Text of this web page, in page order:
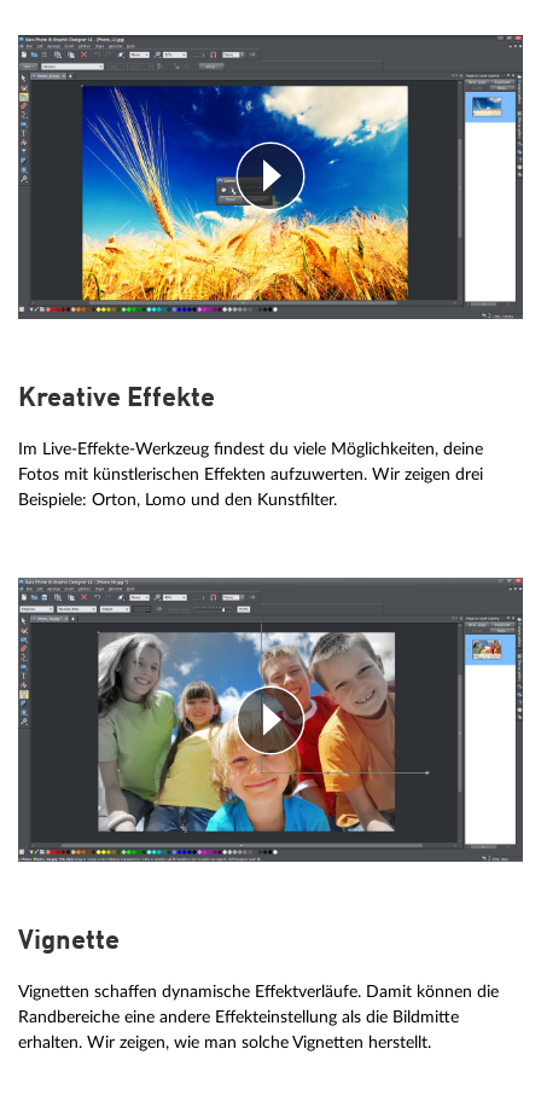
Kreative Effekte
Im Live-Effekte-Werkzeug findest du viele Möglichkeiten, deine
Fotos mit künstlerischen Effekten aufzuwerten. Wir zeigen drei
Beispiele: Orton, Lomo und den Kunstfilter.
Vignette
Vignetten schaffen dynamische Effektverläufe. Damit können die
Randbereiche eine andere Effekteinstellung als die Bildmitte
erhalten. Wir zeigen, wie man solche Vignetten herstellt.